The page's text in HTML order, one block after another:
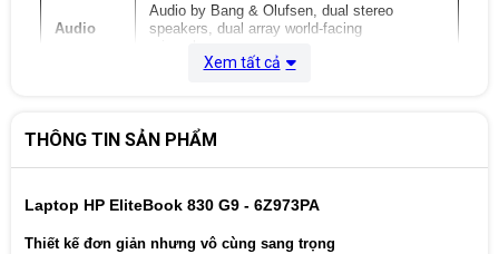
Audio
Audio by Bang & Olufsen, dual stereo
speakers, dual array world-facing
nhớ
None
Chuẩn
WIFI
Xem tất cả
THÔNG TIN SẢN PHẨM
Laptop HP EliteBook 830 G9 - 6Z973PA
Thiết kế đơn giản nhưng vô cùng sang trọng